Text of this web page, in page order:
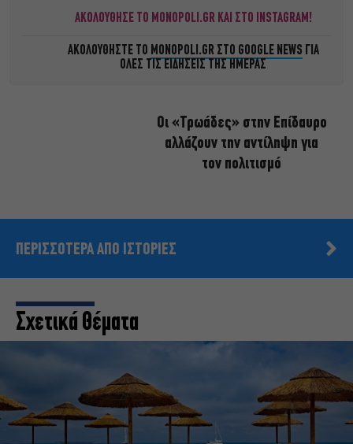
ΑΚΟΛΟΥΘΗΣΕ ΤΟ MONOPOLI.GR ΚΑΙ ΣΤΟ INSTAGRAM!
ΑΚΟΛΟΥΘΗΣΤΕ ΤΟ MONOPOLI.GR ΣΤΟ GOOGLE NEWS ΓΙΑ
ΟΛΕΣ ΤΙΣ ΕΙΔΗΣΕΙΣ ΤΗΣ ΗΜΕΡΑΣ
Οι «Τρωάδες» στην Επίδαυρο
αλλάζουν την αντίληψη για
τον πολιτισμό
ΠΕΡΙΣΣΟΤΕΡΑ ΑΠΟ ΙΣΤΟΡΙΕΣ
Σχετικά Θέματα